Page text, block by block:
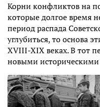
Корни конфликтов на
которые долгое время
период распада
углубиться, то основа
XVIII-XIX веках. В тот
новыми